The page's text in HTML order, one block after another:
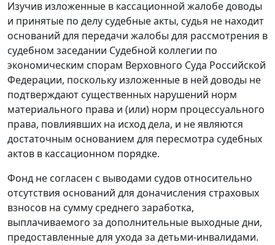
Изучив изложенные в кассационной жалобе доводы
и принятые по делу судебные акты, судья не находит
оснований для передачи жалобы для рассмотрения в
судебном заседании Судебной коллегии по
экономическим спорам Верховного Суда Российской
Федерации, поскольку изложенные в ней доводы не
подтверждают существенных нарушений норм
материального права и (или) норм процессуального
права, повлиявших на исход дела, и не являются
достаточным основанием для пересмотра судебных
актов в кассационном порядке.
Фонд не согласен с выводами судов относительно
отсутствия оснований для доначисления страховых
взносов на сумму среднего заработка,
выплачиваемого за дополнительные выходные дни,
предоставленные для ухода за детьми-инвалидами.